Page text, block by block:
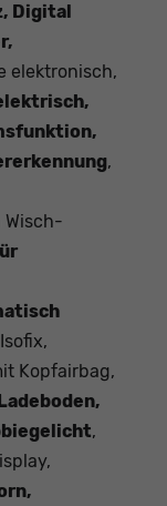
Digital
elektronisch,
,
Wisch-
Kopfairbag,
,